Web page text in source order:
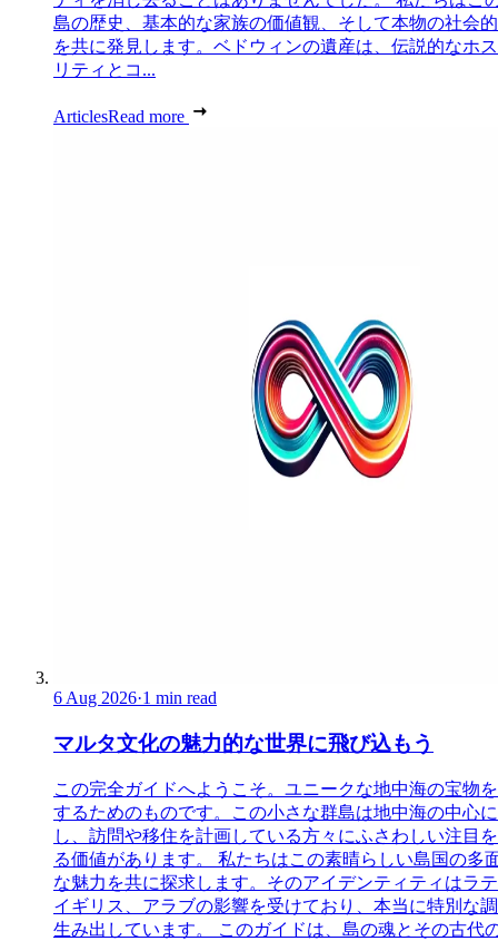
島の歴史、基本的な家族の価値観、そして本物の社会
を共に発見します。ベドウィンの遺産は、伝説的なホ
リティとコ...
ArticlesRead more
6 Aug 2026·1 min read
マルタ文化の魅力的な世界に飛び込もう
この完全ガイドへようこそ。ユニークな地中海の宝物
するためのものです。この小さな群島は地中海の中心
し、訪問や移住を計画している方々にふさわしい注目
る価値があります。 私たちはこの素晴らしい島国の多
な魅力を共に探求します。そのアイデンティティはラ
イギリス、アラブの影響を受けており、本当に特別な
生み出しています。 このガイドは、島の魂とその古代